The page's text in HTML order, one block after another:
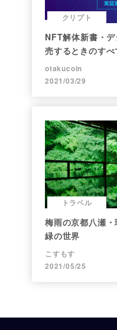
クリプト
NFT解体新書・
売するときのす
ト】
otakucoin
2021/03/29
トラベル
梅雨の京都八瀬
緑の世界
こすもす
2021/05/25